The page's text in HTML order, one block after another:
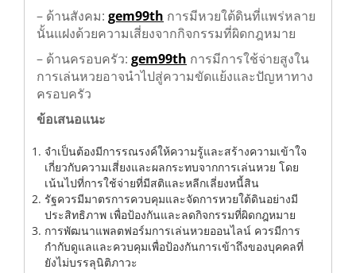
ไร้การควบคุม
– ด้านสังคม:gem99thการมีหวยใต้ดินที่แพร่หลาย
นั้นแฝงด้วยความเสี่ยงจากกิจกรรมที่ผิดกฎหมาย
– ด้านครอบครัว:gem99thการมีการใช้จ่ายสูงใน
การเล่นหวยอาจนำไปสู่ความขัดแย้งและปัญหาทาง
ครอบครัว
จำเป็นต้องมีการรณรงค์ให้ความรู้และสร้างความเข้าใจ
เกี่ยวกับความเสี่ยงและผลกระทบจากการเล่นหวย โดย
เน้นไปที่การใช้จ่ายที่มีสติและหลีกเลี่ยงหนี้สิน
รัฐควรมีมาตรการควบคุมและจัดการหวยใต้ดินอย่างมี
ประสิทธิภาพ เพื่อป้องกันและลดกิจกรรมที่ผิดกฎหมาย
การพัฒนาแพลตฟอร์มการเล่นหวยออนไลน์ ควรมีการ
กำกับดูแลและควบคุมเพื่อป้องกันการเข้าถึงของบุคคลที่